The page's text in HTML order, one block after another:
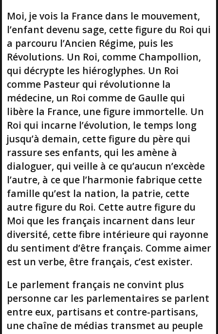
Moi, je vois la France dans le mouvement,
l’enfant devenu sage, cette figure du Roi qui
a parcouru l’Ancien Régime, puis les
Révolutions. Un Roi, comme Champollion,
qui décrypte les hiéroglyphes. Un Roi
comme Pasteur qui révolutionne la
médecine, un Roi comme de Gaulle qui
libère la France, une figure immortelle. Un
Roi qui incarne l’évolution, le temps long
jusqu’à demain, cette figure du père qui
rassure ses enfants, qui les amène à
dialoguer, qui veille à ce qu’aucun n’excède
l’autre, à ce que l’harmonie fabrique cette
famille qu’est la nation, la patrie, cette
autre figure du Roi. Cette autre figure du
Moi que les français incarnent dans leur
diversité, cette fibre intérieure qui rayonne
du sentiment d’être français. Comme aimer
est un verbe, être français, c’est exister.
Le parlement français ne convint plus
personne car les parlementaires se parlent
entre eux, partisans et contre-partisans,
une chaîne de médias transmet au peuple